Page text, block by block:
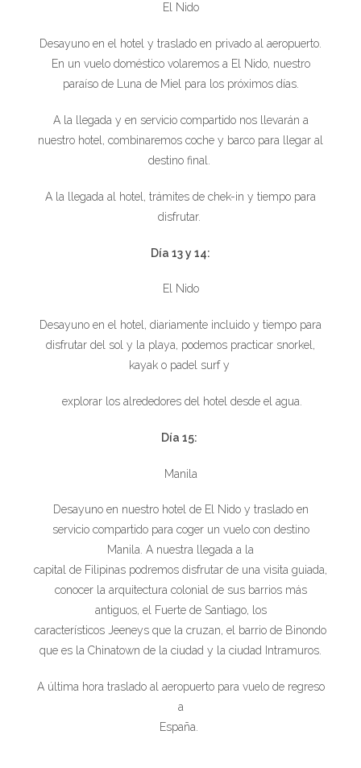
El Nido
Desayuno en el hotel y traslado en privado al aeropuerto.
En un vuelo doméstico volaremos a El Nido, nuestro
paraíso de Luna de Miel para los próximos días.
A la llegada y en servicio compartido nos llevarán a
nuestro hotel, combinaremos coche y barco para llegar al
destino final.
A la llegada al hotel, trámites de chek-in y tiempo para
disfrutar.
Día 13 y 14:
El Nido
Desayuno en el hotel, diariamente incluido y tiempo para
disfrutar del sol y la playa, podemos practicar snorkel,
kayak o padel surf y
explorar los alrededores del hotel desde el agua.
Día 15:
Manila
Desayuno en nuestro hotel de El Nido y traslado en
servicio compartido para coger un vuelo con destino
Manila. A nuestra llegada a la
capital de Filipinas podremos disfrutar de una visita guiada,
conocer la arquitectura colonial de sus barrios más
antiguos, el Fuerte de Santiago, los
característicos Jeeneys que la cruzan, el barrio de Binondo
que es la Chinatown de la ciudad y la ciudad Intramuros.
A última hora traslado al aeropuerto para vuelo de regreso
a
España.